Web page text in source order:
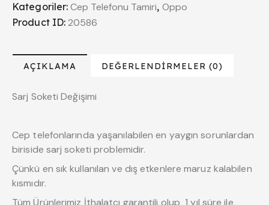
Kategoriler:Cep Telefonu Tamiri, Oppo
Product ID:20586
AÇIKLAMA DEĞERLENDIRMELER (0)
Sarj Soketi Değişimi
Cep telefonlarında yaşanılabilen en yaygın sorunlardan
biriside sarj soketi problemidir.
Çünkü en sık kullanılan ve dış etkenlere maruz kalabilen
kısmıdır.
Tüm Ürünlerimiz İthalatçı garantili olup 1 yıl süre ile